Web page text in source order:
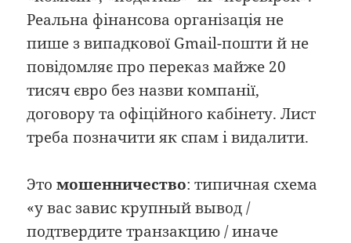
Реальна фінансова організація не
пише з випадкової Gmail-пошти й не
повідомляє про переказ майже 20
тисяч євро без назви компанії,
договору та офіційного кабінету. Лист
треба позначити як спам і видалити.
Этомошенничество: типичная схема
«у вас завис крупный вывод /
подтвердите транзакцию / иначе